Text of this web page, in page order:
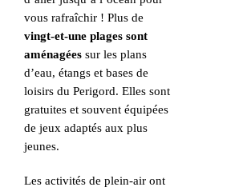
vous rafraîchir ! Plus de
vingt-et-une plages sont
aménagées sur les plans
d’eau, étangs et bases de
loisirs du Perigord. Elles sont
gratuites et souvent équipées
de jeux adaptés aux plus
jeunes.
Les activités de plein-air ont